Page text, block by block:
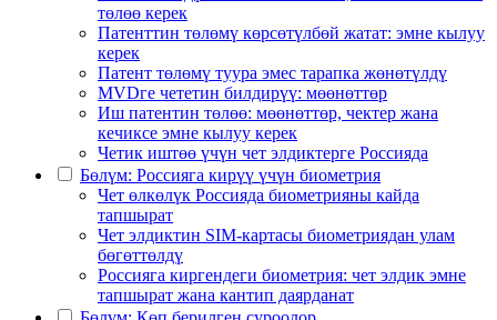
төлөө керек
Патенттин төлөмү көрсөтүлбөй жатат: эмне кылуу
керек
Патент төлөмү туура эмес тарапка жөнөтүлдү
MVDге чететин билдирүү: мөөнөттөр
Иш патентин төлөө: мөөнөттөр, чектер жана
кечиксе эмне кылуу керек
Четик иштөө үчүн чет элдиктерге Россияда
Бөлүм: Россияга кирүү үчүн биометрия
Чет өлкөлүк Россияда биометрияны кайда
тапшырат
Чет элдиктин SIM-картасы биометриядан улам
бөгөттөлдү
Россияга киргендеги биометрия: чет элдик эмне
тапшырат жана кантип даярданат